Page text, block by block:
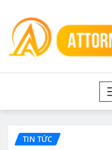
content
TIN TỨC